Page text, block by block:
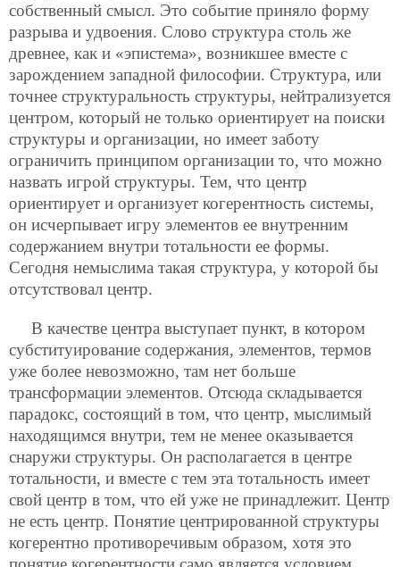
собственный смысл. Это событие приняло форму
разрыва и удвоения. Слово структура столь же
древнее, как и «эпистема», возникшее вместе с
зарождением западной философии. Структура, или
точнее структуральность структуры, нейтрализуется
центром, который не только ориентирует на поиски
структуры и организации, но имеет заботу
ограничить принципом организации то, что можно
назвать игрой структуры. Тем, что центр
ориентирует и организует когерентность системы,
он исчерпывает игру элементов ее внутренним
содержанием внутри тотальности ее формы.
Сегодня немыслима такая структура, у которой бы
отсутствовал центр.
В качестве центра выступает пункт, в котором
субституирование содержания, элементов, термов
уже более невозможно, там нет больше
трансформации элементов. Отсюда складывается
парадокс, состоящий в том, что центр, мыслимый
находящимся внутри, тем не менее оказывается
снаружи структуры. Он располагается в центре
тотальности, и вместе с тем эта тотальность имеет
свой центр в том, что ей уже не принадлежит. Центр
не есть центр. Понятие центрированной структуры
когерентно противоречивым образом, хотя это